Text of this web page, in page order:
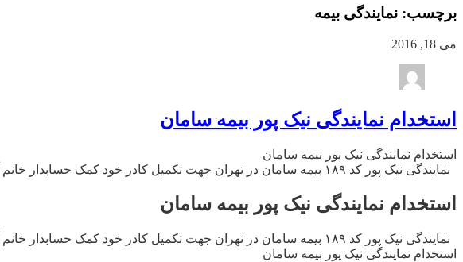
برچسب: نمایندگی بیمه
می 18, 2016
استخدام نمایندگی نیک پور بیمه سامان
استخدام نمایندگی نیک پور بیمه سامان
نمایندگی نیک پور کد ۱۸۹ بیمه سامان در تهران جهت تکمیل کادر خود کمک حسابدار خانم آشنا به خزانه داری با حداقل یکسال سابقه کار استخدام می نماید. حقوق + مزایای قانونی ایمیل: cv@bs189.ir
استخدام نمایندگی نیک پور بیمه سامان
نمایندگی نیک پور کد ۱۸۹ بیمه سامان در تهران جهت تکمیل کادر خود کمک حسابدار خانم آشنا به خزانه داری با حداقل یکسال سابقه کار استخدام می نماید. حقوق + مزایای قانونی ایمیل: cv@bs189.ir
استخدام نمایندگی نیک پور بیمه سامان